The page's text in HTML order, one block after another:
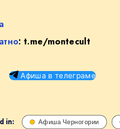
:t.me/montecult
Афиша в телеграме
in: Афиша Черногории